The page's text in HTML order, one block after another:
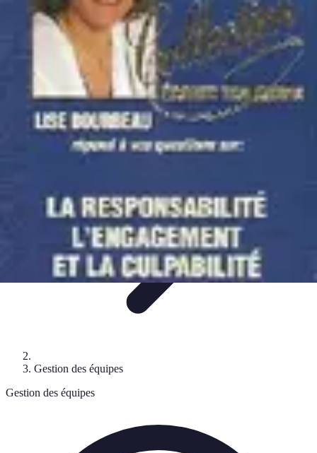
Projets Matures
Gestion de projetGestion des Parties Prenantes
Gestion de
Gestion de Projet Comparatifs
Projets Matures
Gestion des équipes
Gestion des équipes